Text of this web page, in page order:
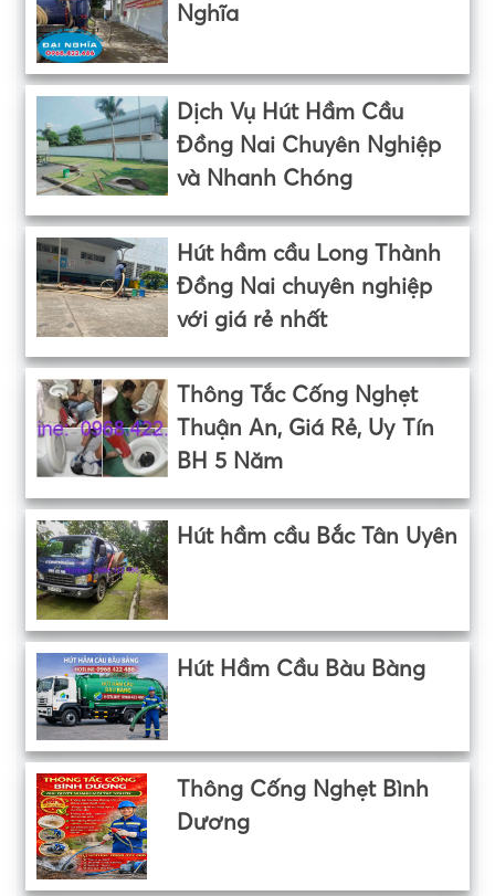
Nghĩa
Dịch Vụ Hút Hầm Cầu
Đồng Nai Chuyên Nghiệp
và Nhanh Chóng
Hút hầm cầu Long Thành
Đồng Nai chuyên nghiệp
với giá rẻ nhất
Thông Tắc Cống Nghẹt
Thuận An, Giá Rẻ, Uy Tín
BH 5 Năm
Hút hầm cầu Bắc Tân Uyên
Hút Hầm Cầu Bàu Bàng
Thông Cống Nghẹt Bình
Dương